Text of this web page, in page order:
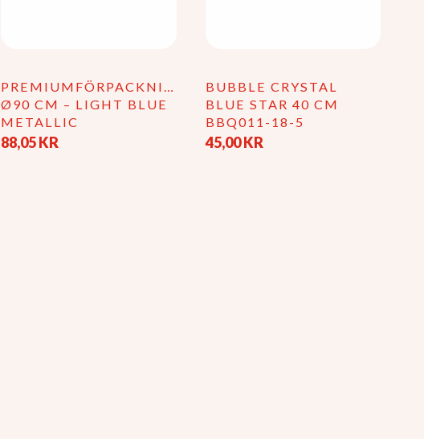
PREMIUMFÖRPACKNING
Ø90 CM – LIGHT BLUE
METALLIC
88,05KR
BUBBLE CRYSTAL
BLUE STAR 40 CM
BBQ011-18-5
45,00KR